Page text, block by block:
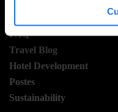
FAQ
Travel Blog
Hotel Development
Postes
Sustainability